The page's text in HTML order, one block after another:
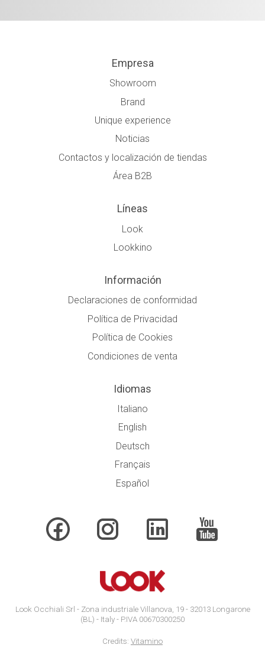
Empresa
Showroom
Brand
Unique experience
Noticias
Contactos y localización de tiendas
Área B2B
Líneas
Look
Lookkino
Información
Declaraciones de conformidad
Política de Privacidad
Política de Cookies
Condiciones de venta
Idiomas
Italiano
English
Deutsch
Français
Español
Look Occhiali Srl - Zona industriale Villanova, 19 - 32013 Longarone
(BL) - Italy - P.IVA 00670300250
Credits: Vitamino